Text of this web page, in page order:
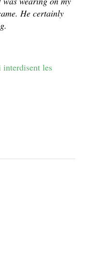
He certainly
interdisent les